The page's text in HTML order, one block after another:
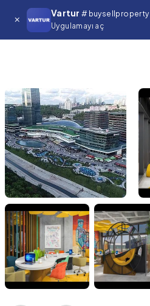
Vartur # buysellproperty
Uygulamayı aç